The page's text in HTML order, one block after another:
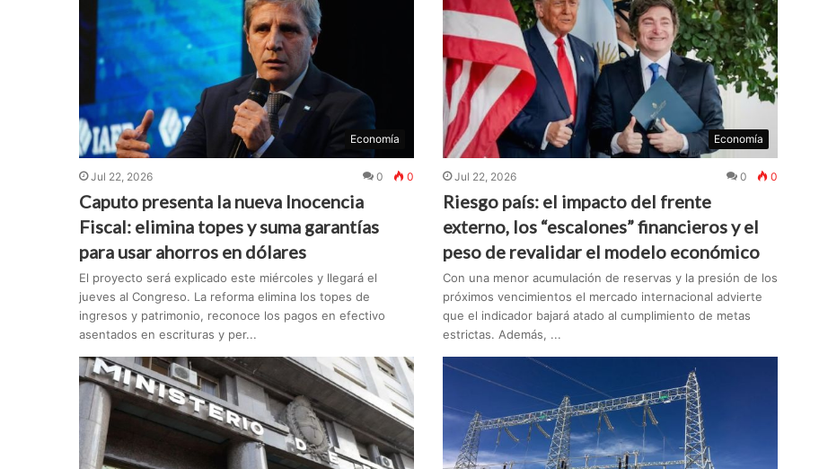
Economía
Jul 22, 2026 0 0
Caputo presenta la nueva Inocencia
Fiscal: elimina topes y suma garantías
para usar ahorros en dólares
El proyecto será explicado este miércoles y llegará el
jueves al Congreso. La reforma elimina los topes de
ingresos y patrimonio, reconoce los pagos en efectivo
asentados en escrituras y per...
Economía
Jul 22, 2026 0 0
Riesgo país: el impacto del frente
externo, los “escalones” financieros y el
peso de revalidar el modelo económico
Con una menor acumulación de reservas y la presión de los
próximos vencimientos el mercado internacional advierte
que el indicador bajará atado al cumplimiento de metas
estrictas. Además, ...